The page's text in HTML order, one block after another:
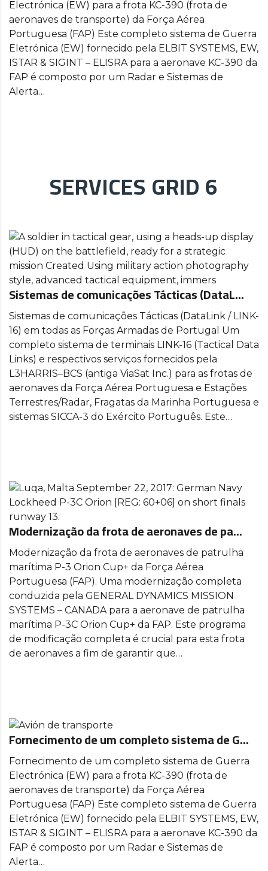
Electrónica (EW) para a frota KC-390 (frota de
aeronaves de transporte) da Força Aérea
Portuguesa (FAP) Este completo sistema de Guerra
Eletrónica (EW) fornecido pela ELBIT SYSTEMS, EW,
ISTAR & SIGINT – ELISRA para a aeronave KC-390 da
FAP é composto por um Radar e Sistemas de
Alerta…
SERVICES GRID 6
Sistemas de comunicações Tácticas (DataL...
Sistemas de comunicações Tácticas (DataLink / LINK-
16) em todas as Forças Armadas de Portugal Um
completo sistema de terminais LINK-16 (Tactical Data
Links) e respectivos serviços fornecidos pela
L3HARRIS–BCS (antiga ViaSat Inc.) para as frotas de
aeronaves da Força Aérea Portuguesa e Estações
Terrestres/Radar, Fragatas da Marinha Portuguesa e
sistemas SICCA-3 do Exército Português. Este…
Modernização da frota de aeronaves de pa...
Modernização da frota de aeronaves de patrulha
marítima P-3 Orion Cup+ da Força Aérea
Portuguesa (FAP). Uma modernização completa
conduzida pela GENERAL DYNAMICS MISSION
SYSTEMS – CANADA para a aeronave de patrulha
marítima P-3C Orion Cup+ da FAP. Este programa
de modificação completa é crucial para esta frota
de aeronaves a fim de garantir que…
Fornecimento de um completo sistema de G...
Fornecimento de um completo sistema de Guerra
Electrónica (EW) para a frota KC-390 (frota de
aeronaves de transporte) da Força Aérea
Portuguesa (FAP) Este completo sistema de Guerra
Eletrónica (EW) fornecido pela ELBIT SYSTEMS, EW,
ISTAR & SIGINT – ELISRA para a aeronave KC-390 da
FAP é composto por um Radar e Sistemas de
Alerta…